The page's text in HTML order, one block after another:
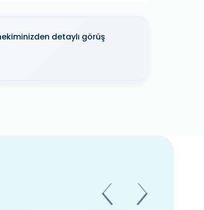
detaylı görüş